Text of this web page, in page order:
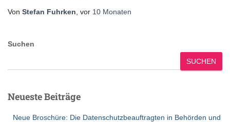
Von Stefan Fuhrken , vor 10 Monaten
Suchen
SUCHEN
Neueste Beiträge
Neue Broschüre: Die Datenschutzbeauftragten in Behörden und